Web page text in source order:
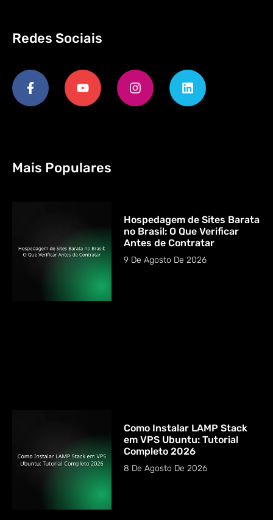
Redes Sociais
Mais Populares
Hospedagem de Sites Barata
no Brasil: O Que Verificar
Antes de Contratar
9 De Agosto De 2026
Como Instalar LAMP Stack
em VPS Ubuntu: Tutorial
Completo 2026
8 De Agosto De 2026